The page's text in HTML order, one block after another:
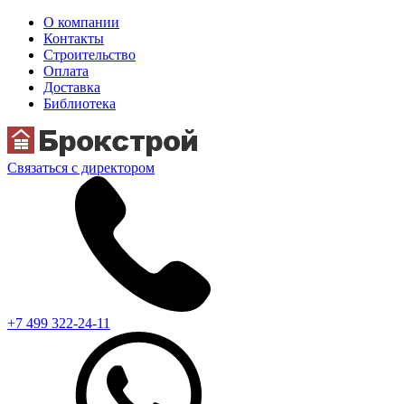
О компании
Контакты
Строительство
Оплата
Доставка
Библиотека
Связаться с директором
+7 499 322-24-11